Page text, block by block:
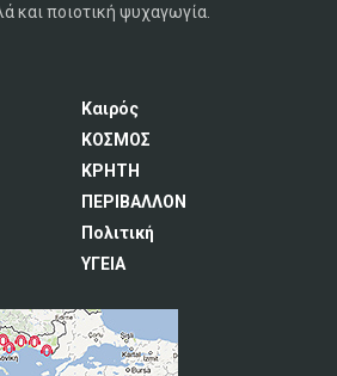
και ποιοτική ψυχαγωγία.
Καιρός
ΚΟΣΜΟΣ
ΚΡΗΤΗ
ΠΕΡΙΒΑΛΛΟΝ
Πολιτική
ΥΓΕΙΑ